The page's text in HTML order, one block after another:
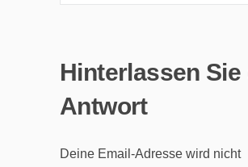
Hinterlassen Sie
Antwort
Deine Email-Adresse wird nicht